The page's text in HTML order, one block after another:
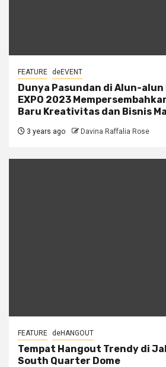
FEATURE deEVENT
Dunya Pasundan di Alun-alun
EXPO 2023
Baru Kreativitas dan Bisnis
3 years ago Davina Raffalia Rose
FEATURE deHANGOUT
Tempat Hangout Trendy di
South Quarter Dome